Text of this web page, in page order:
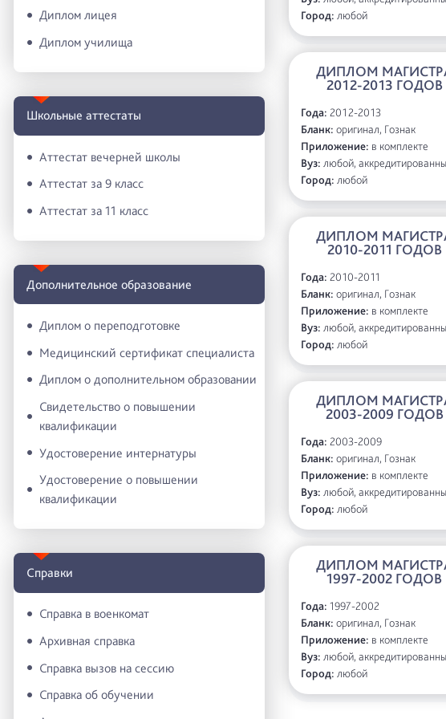
Диплом лицея
Диплом училища
Школьные аттестаты
Аттестат вечерней школы
Аттестат за 9 класс
Аттестат за 11 класс
Дополнительное образование
Диплом о переподготовке
Медицинский сертификат специалиста
Диплом о дополнительном образовании
Свидетельство о повышении
квалификации
Удостоверение интернатуры
Удостоверение о повышении
квалификации
Справки
Справка в военкомат
Архивная справка
Справка вызов на сессию
Справка об обучении
Город: любой
ДИПЛОМ
2012-2013 ГОДОВ
Года: 2012-2013
Бланк: оригинал, Гознак
Приложение: в комплекте
Вуз: любой,
Город: любой
ДИПЛОМ
2010-2011 ГОДОВ
Года: 2010-2011
Бланк: оригинал, Гознак
Приложение: в комплекте
Вуз: любой,
Город: любой
ДИПЛОМ
2003-2009 ГОДОВ
Года: 2003-2009
Бланк: оригинал, Гознак
Приложение: в комплекте
Вуз: любой,
Город: любой
ДИПЛОМ
1997-2002 ГОДОВ
Года: 1997-2002
Бланк: оригинал, Гознак
Приложение: в комплекте
Вуз: любой,
Город: любой